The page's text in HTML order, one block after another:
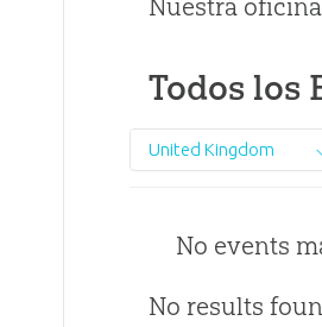
Nuestra
Todos los
United Kingdom
No events
No results